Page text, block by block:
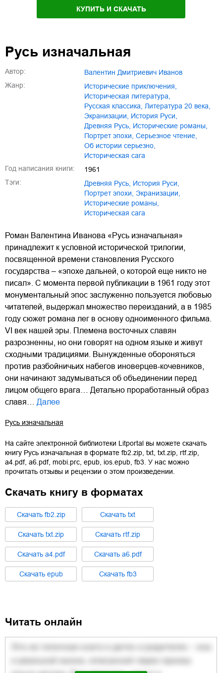
КУПИТЬ И СКАЧАТЬ
Русь изначальная
Автор:
Валентин Дмитриевич Иванов
Жанр:
исторические приключения,
историческая литература,
русская классика, литература 20 века,
экранизации, история Руси,
Древняя Русь, исторические романы,
портрет эпохи, серьезное чтение,
об истории серьезно,
историческая сага
Год написания книги:
1961
Тэги:
Древняя Русь, история Руси,
портрет эпохи, экранизации,
исторические романы,
историческая сага
Роман Валентина Иванова «Русь изначальная»
принадлежит к условной исторической трилогии,
посвященной времени становления Русского
государства – «эпохе дальней, о которой еще никто не
писал». С момента первой публикации в 1961 году этот
монументальный эпос заслуженно пользуется любовью
читателей, выдержал множество переизданий, а в 1985
году сюжет романа лег в основу одноименного фильма.
VI век нашей эры. Племена восточных славян
разрозненны, но они говорят на одном языке и живут
сходными традициями. Вынужденные обороняться
против разбойничьих набегов иноверцев-кочевников,
они начинают задумываться об объединении перед
лицом общего врага… Детально проработанный образ
славя…
Далее
Русь изначальная
На сайте электронной библиотеки Litportal вы можете скачать
книгу Русь изначальная в формате fb2.zip, txt, txt.zip, rtf.zip,
a4.pdf, a6.pdf, mobi.prc, epub, ios.epub, fb3. У нас можно
прочитать отзывы и рецензии о этом произведении.
Скачать книгу в форматах
Cкачать fb2.zip Cкачать txt
Cкачать txt.zip Cкачать rtf.zip
Cкачать a4.pdf Cкачать a6.pdf
Cкачать epub Cкачать fb3
Читать онлайн